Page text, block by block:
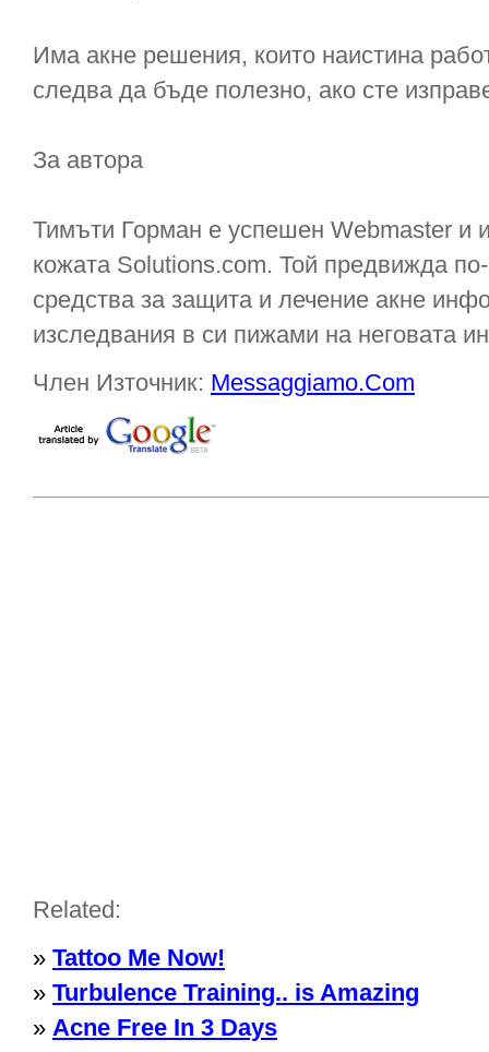
Има акне решения, които наистина
следва да бъде полезно, ако сте
За автора
Тимъти Горман е успешен Webmaster и
кожата Solutions.com. Той предвижда
средства за защита и лечение акне
изследвания в си пижами на неговата
Член Източник: Messaggiamo.Com
Related:
» Tattoo Me Now!
» Turbulence Training.. is Amazing
» Acne Free In 3 Days